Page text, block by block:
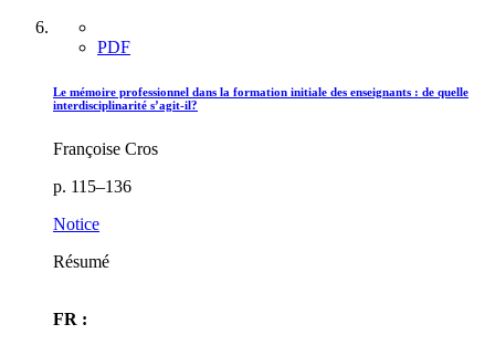
PDF
Le mémoire professionnel dans la formation initiale des enseignants : de quelle
interdisciplinarité s’agit-il?
Françoise Cros
p. 115–136
Notice
Résumé
FR :